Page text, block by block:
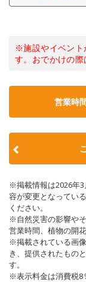
※施設やイベント
す。おでかけの際
営業時
※掲載情報は2026年
容が変更となってい
ください。
※自然災害の影響や
営業時間、植物の開
※掲載されている画
き、提供されたもの
す。
※表示料金は消費税8